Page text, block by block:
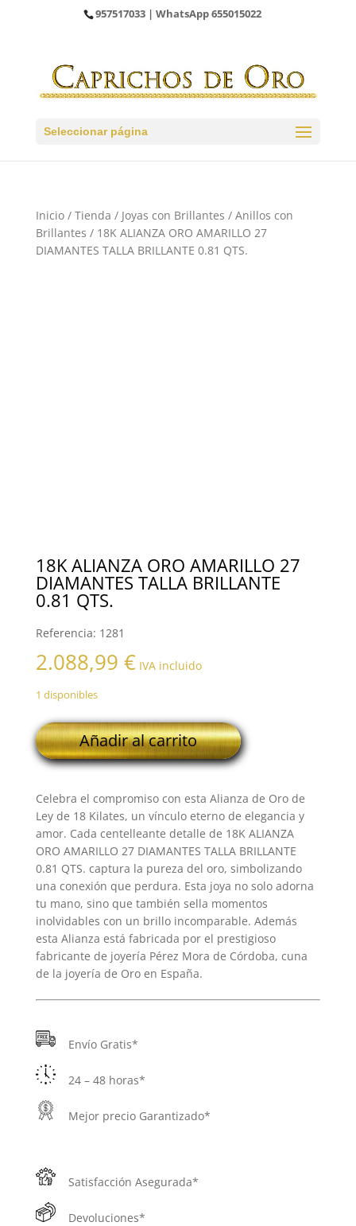
957517033 | WhatsApp655015022
Seleccionar página
Inicio/ Tienda / Joyas con Brillantes / Anillos con
Brillantes / 18K ALIANZA ORO AMARILLO 27
DIAMANTES TALLA BRILLANTE 0.81 QTS.
18K ALIANZA ORO AMARILLO 27
DIAMANTES TALLA BRILLANTE
0.81 QTS.
Referencia: 1281
2.088,99 € IVA incluido
1 disponibles
18K
ALIANZA
ORO
27
DIAMANTES
TALLA
BRILLANTE
0.81
QTS.
cantidad
Añadir al carrito
Celebra el compromiso con esta Alianza de Oro de
Ley de 18 Kilates, un vínculo eterno de elegancia y
amor. Cada centelleante detalle de 18K ALIANZA
ORO AMARILLO 27 DIAMANTES TALLA BRILLANTE
0.81 QTS. captura la pureza del oro, simbolizando
una conexión que perdura. Esta joya no solo adorna
tu mano, sino que también sella momentos
inolvidables con un brillo incomparable. Además
esta Alianza está fabricada por el prestigioso
fabricante de joyería Pérez Mora de Córdoba, cuna
de la joyería de Oro en España.
Envío Gratis*
24 – 48 horas*
Mejor precio Garantizado*
Satisfacción Asegurada*
Devoluciones*